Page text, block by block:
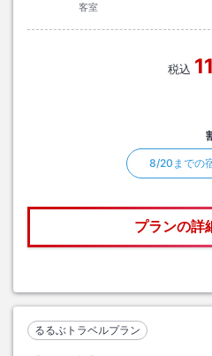
客室
税込
8/20までの
プランの詳
るるぶトラベルプラン